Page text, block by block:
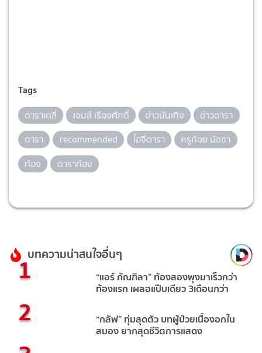
Tags
ดาราเดลี่ เจมส์ เรืองศักดิ์ ข่าวบันเทิง
ข่าวดารา
ดารา
recommended ไอจีดารา
ครูก้อย นัชชา
ท้อง
ดาราท้อง
บทความน่าสนใจอื่นๆ
1 “แอร์ ภัณฑิลา” ท้องสองพุงมาเร็วกว่า
ท้องแรก เผลอแป๊บเดียว 3เดือนกว่า
2 “กลัฟ” ทุ่มสุดตัว บทผู้ป่วยเนื้องอกใน
สมอง ยากสุดชีวิตการแสดง